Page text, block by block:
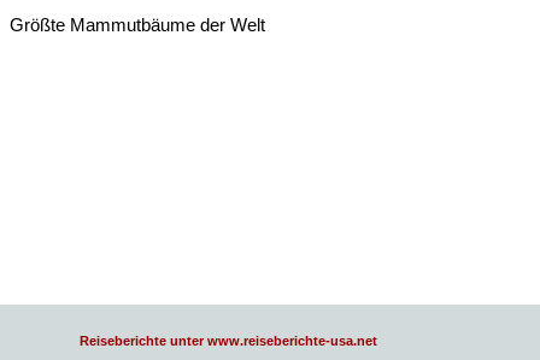
Größte Mammutbäume der Welt
Reiseberichte unter www.reiseberichte-usa.net